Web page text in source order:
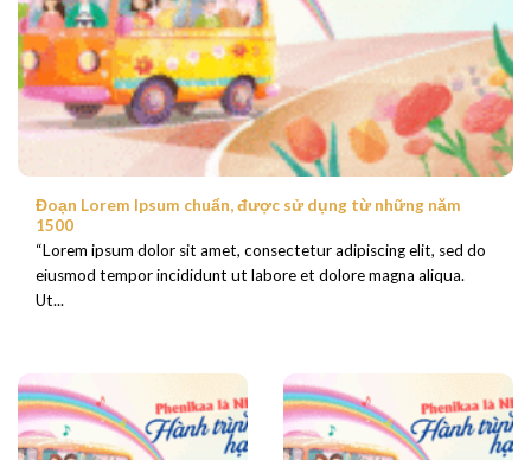
Đoạn Lorem Ipsum chuẩn, được sử dụng từ những năm
1500
“Lorem ipsum dolor sit amet, consectetur adipiscing elit, sed do
eiusmod tempor incididunt ut labore et dolore magna aliqua.
Ut...